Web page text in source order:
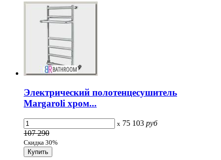
Электрический полотенцесушитель
Margaroli хром...
x 75 103 руб
107 290
Скидка 30%